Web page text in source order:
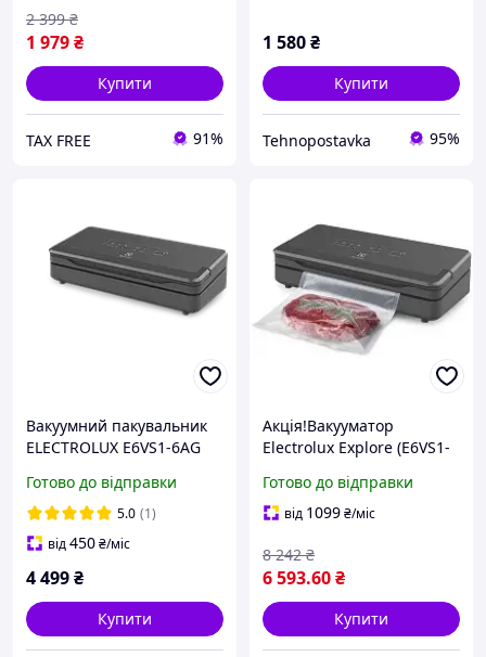
1 979₴
2 399 ₴
Купити
TAX FREE 91%
1 580₴
Купити
Tehnopostavka 95%
Вакуумний пакувальник
ELECTROLUX E6VS1-6AG
Готово до відправки
5.0 (1)
від450₴/міс
4 499₴
Купити
Акція!Вакууматор
Electrolux Explore (E6VS1-
Готово до відправки
від 1099₴/міс
6 593.60₴
8 242 ₴
Купити